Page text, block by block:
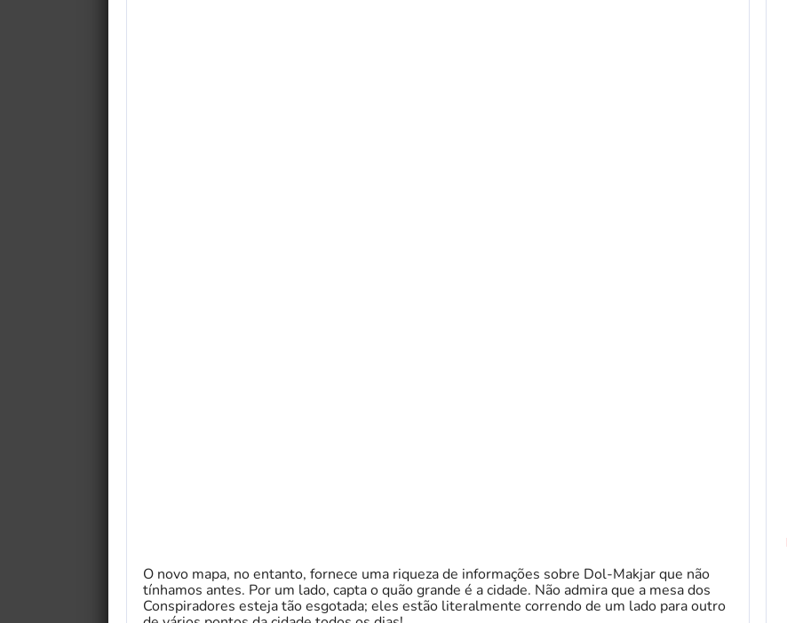
O novo mapa, no entanto, fornece uma riqueza de informações sobre Dol-Makjar que não
tínhamos antes. Por um lado, capta o quão grande é a cidade. Não admira que a mesa dos
Conspiradores esteja tão esgotada; eles estão literalmente correndo de um lado para outro